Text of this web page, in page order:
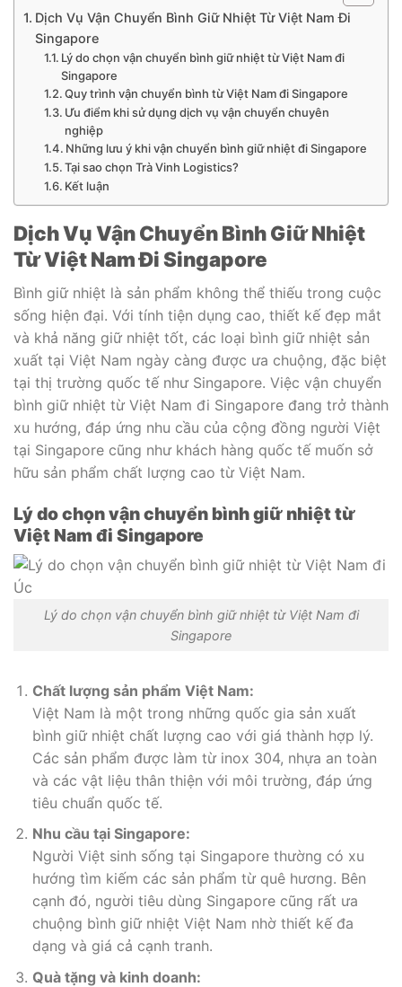
Dịch Vụ Vận Chuyển Bình Giữ Nhiệt Từ Việt Nam Đi
Singapore
Lý do chọn vận chuyển bình giữ nhiệt từ Việt Nam đi
Singapore
Quy trình vận chuyển bình từ Việt Nam đi Singapore
Ưu điểm khi sử dụng dịch vụ vận chuyển chuyên
nghiệp
Những lưu ý khi vận chuyển bình giữ nhiệt đi Singapore
Tại sao chọn Trà Vinh Logistics?
Kết luận
Dịch Vụ Vận Chuyển Bình Giữ Nhiệt
Từ Việt Nam Đi Singapore
Bình giữ nhiệt là sản phẩm không thể thiếu trong cuộc
sống hiện đại. Với tính tiện dụng cao, thiết kế đẹp mắt
và khả năng giữ nhiệt tốt, các loại bình giữ nhiệt sản
xuất tại Việt Nam ngày càng được ưa chuộng, đặc biệt
tại thị trường quốc tế như Singapore. Việc vận chuyển
bình giữ nhiệt từ Việt Nam đi Singapore đang trở thành
xu hướng, đáp ứng nhu cầu của cộng đồng người Việt
tại Singapore cũng như khách hàng quốc tế muốn sở
hữu sản phẩm chất lượng cao từ Việt Nam.
Lý do chọn vận chuyển bình giữ nhiệt từ
Việt Nam đi Singapore
Lý do chọn vận chuyển bình giữ nhiệt từ Việt Nam đi
Singapore
Chất lượng sản phẩm Việt Nam:
Việt Nam là một trong những quốc gia sản xuất
bình giữ nhiệt chất lượng cao với giá thành hợp lý.
Các sản phẩm được làm từ inox 304, nhựa an toàn
và các vật liệu thân thiện với môi trường, đáp ứng
tiêu chuẩn quốc tế.
Nhu cầu tại Singapore:
Người Việt sinh sống tại Singapore thường có xu
hướng tìm kiếm các sản phẩm từ quê hương. Bên
cạnh đó, người tiêu dùng Singapore cũng rất ưa
chuộng bình giữ nhiệt Việt Nam nhờ thiết kế đa
dạng và giá cả cạnh tranh.
Quà tặng và kinh doanh: